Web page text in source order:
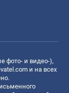
фото- и видео-),
и на всех